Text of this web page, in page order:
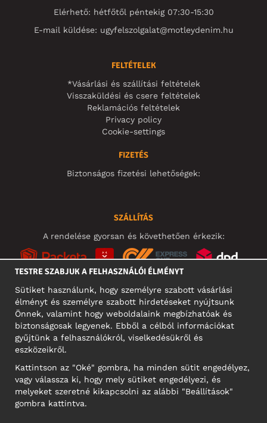
Elérhető: hétfőtől péntekig 07:30-15:30
E-mail küldése: ugyfelszolgalat@motleydenim.hu
FELTÉTELEK
*Vásárlási és szállítási feltételek
Visszaküldési és csere feltételek
Reklamációs feltételek
Privacy policy
Cookie-settings
FIZETÉS
Biztonságos fizetési lehetőségek:
SZÁLLÍTÁS
A rendelése gyorsan és követhetően érkezik:
KÖZÖSSÉGI MÉDIA
Motley Denim Europe OÜ
Narva mnt 5, EE-10117 Tallinn
Reg: 12356245
TESTRE SZABJUK A FELHASZNÁLÓI ÉLMÉNYT
Sütiket használunk, hogy személyre szabott vásárlási
élményt és személyre szabott hirdetéseket nyújtsunk
Önnek, valamint hogy weboldalaink megbízhatóak és
biztonságosak legyenek. Ebből a célból információkat
gyűjtünk a felhasználókról, viselkedésükről és
eszközeikről.
Kattintson az "Oké" gombra, ha minden sütit engedélyez,
vagy válassza ki, hogy mely sütiket engedélyezi, és
melyeket szeretné kikapcsolni az alábbi "Beállítások"
gombra kattintva.